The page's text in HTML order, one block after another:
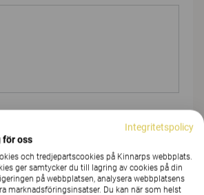
Integritetspolicy
oss
och tredjepartscookies på Kinnarps webbplats.
ger samtycker du till lagring av cookies på din
på webbplatsen, analysera webbplatsens
marknadsföringsinsatser. Du kan när som helst